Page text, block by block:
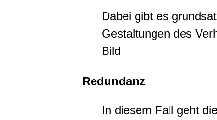
Dabei gibt es
Gestaltungen des
Bild
Redundanz
In diesem Fall geht